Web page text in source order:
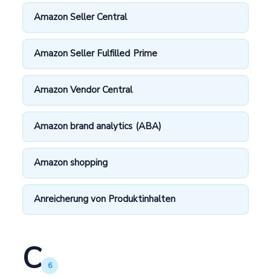
Amazon Seller Central
Amazon Seller Fulfilled Prime
Amazon Vendor Central
Amazon brand analytics (ABA)
Amazon shopping
Anreicherung von Produktinhalten
C 6